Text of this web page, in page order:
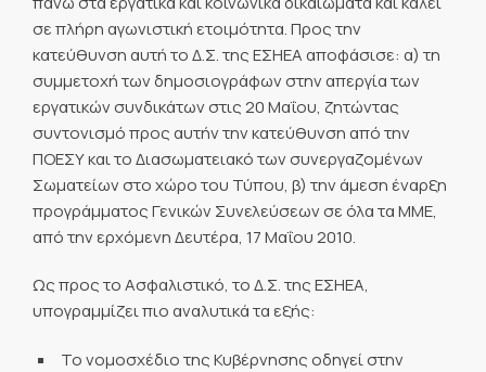
σε πλήρη αγωνιστική ετοιμότητα. Προς την
κατεύθυνση αυτή το Δ.Σ. της ΕΣΗΕΑ αποφάσισε: α) τη
συμμετοχή των δημοσιογράφων στην απεργία των
εργατικών συνδικάτων στις 20 Μαΐου, ζητώντας
συντονισμό προς αυτήν την κατεύθυνση από την
ΠΟΕΣΥ και το Διασωματειακό των συνεργαζομένων
Σωματείων στο χώρο του Τύπου, β) την άμεση έναρξη
προγράμματος Γενικών Συνελεύσεων σε όλα τα ΜΜΕ,
από την ερχόμενη Δευτέρα, 17 Μαΐου 2010.
Ως προς το Ασφαλιστικό, το Δ.Σ. της ΕΣΗΕΑ,
υπογραμμίζει πιο αναλυτικά τα εξής:
Το νομοσχέδιο της Κυβέρνησης οδηγεί στην